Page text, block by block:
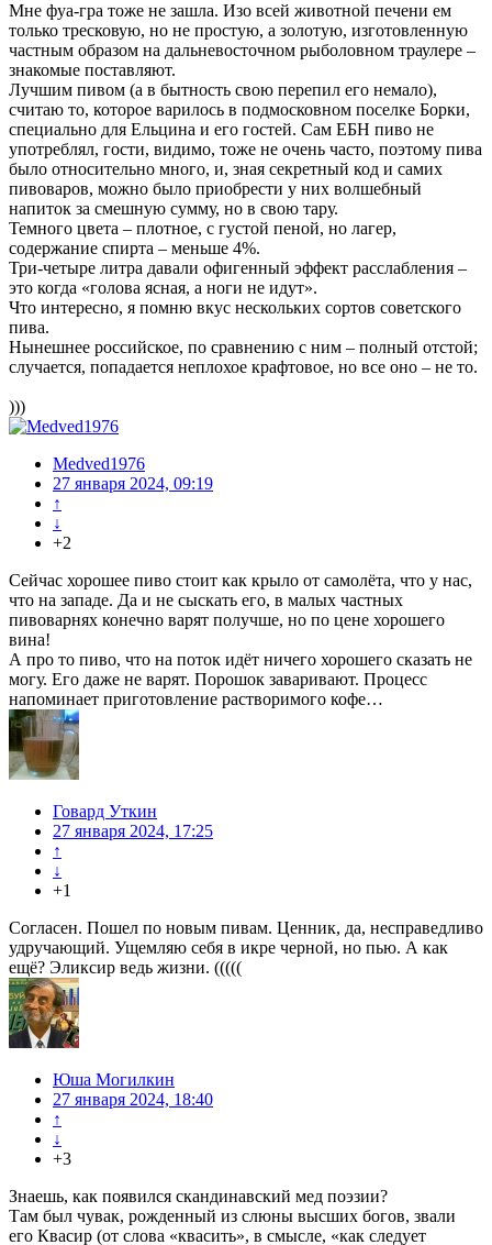
Мне фуа-гра тоже не зашла. Изо всей животной печени ем
только тресковую, но не простую, а золотую, изготовленную
частным образом на дальневосточном рыболовном траулере –
знакомые поставляют.
Лучшим пивом (а в бытность свою перепил его немало),
считаю то, которое варилось в подмосковном поселке Борки,
специально для Ельцина и его гостей. Сам ЕБН пиво не
употреблял, гости, видимо, тоже не очень часто, поэтому пива
было относительно много, и, зная секретный код и самих
пивоваров, можно было приобрести у них волшебный
напиток за смешную сумму, но в свою тару.
Темного цвета – плотное, с густой пеной, но лагер,
содержание спирта – меньше 4%.
Три-четыре литра давали офигенный эффект расслабления –
это когда «голова ясная, а ноги не идут».
Что интересно, я помню вкус нескольких сортов советского
пива.
Нынешнее российское, по сравнению с ним – полный отстой;
случается, попадается неплохое крафтовое, но все оно – не то.
)))
Medved1976
27 января 2024, 09:19
↑
↓
+2
Сейчас хорошее пиво стоит как крыло от самолёта, что у нас,
что на западе. Да и не сыскать его, в малых частных
пивоварнях конечно варят получше, но по цене хорошего
вина!
А про то пиво, что на поток идёт ничего хорошего сказать не
могу. Его даже не варят. Порошок заваривают. Процесс
напоминает приготовление растворимого кофе…
Говард Уткин
27 января 2024, 17:25
↑
↓
+1
Согласен. Пошел по новым пивам. Ценник, да, несправедливо
удручающий. Ущемляю себя в икре черной, но пью. А как
ещё? Эликсир ведь жизни. (((((
Юша Могилкин
27 января 2024, 18:40
↑
↓
+3
Знаешь, как появился скандинавский мед поэзии?
Там был чувак, рожденный из слюны высших богов, звали
его Квасир (от слова «квасить», в смысле, «как следует